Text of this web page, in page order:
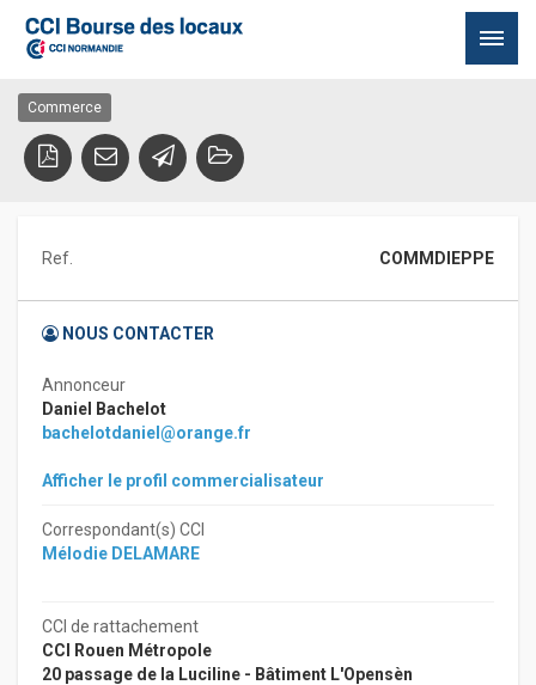
contenu
NEUFCHATEL EN BRAY
76270 NEUFCHATEL EN BRAY
Commerce
Ref. COMMDIEPPE
NOUS CONTACTER
Annonceur
Daniel Bachelot
bachelotdaniel@orange.fr
Afficher le profil commercialisateur
Correspondant(s) CCI
Mélodie DELAMARE
CCI de rattachement
CCI Rouen Métropole
20 passage de la Luciline - Bâtiment L'Opensèn